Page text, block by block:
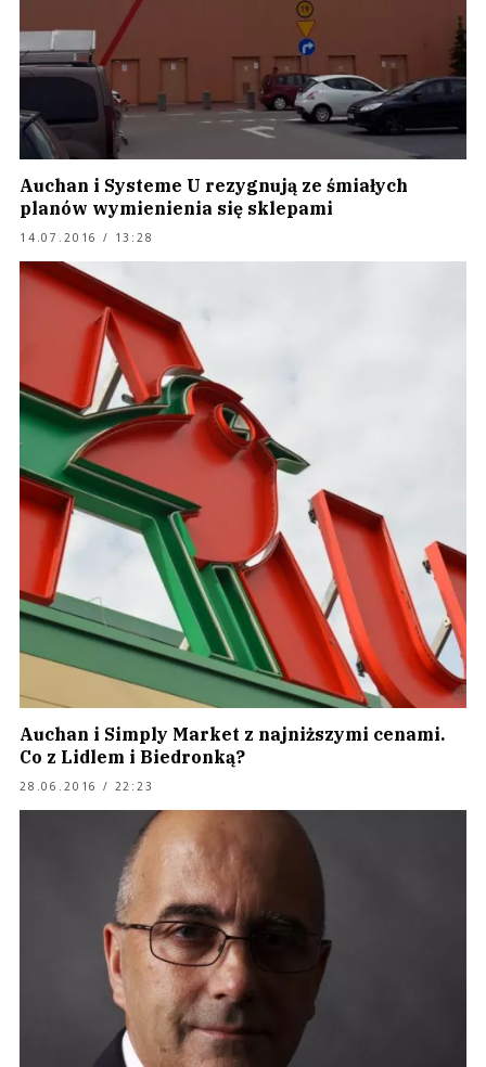
Auchan i Systeme U rezygnują ze śmiałych
planów wymienienia się sklepami
14.07.2016 / 13:28
Auchan i Simply Market z najniższymi cenami.
Co z Lidlem i Biedronką?
28.06.2016 / 22:23